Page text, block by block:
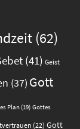
(62)
(41) Geist
(37) Gott
Plan (19) Gottes
(22) Gott